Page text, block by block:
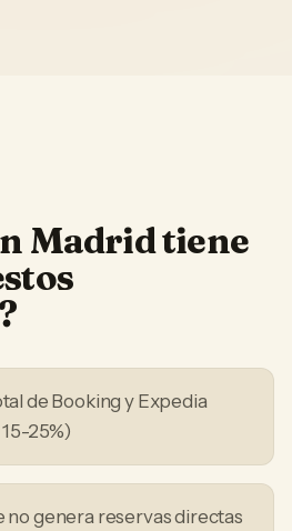
Madridtiene
de Booking y Expedia
25%)
no genera reservas directas